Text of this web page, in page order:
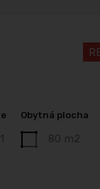
Obytná plocha
80 m2